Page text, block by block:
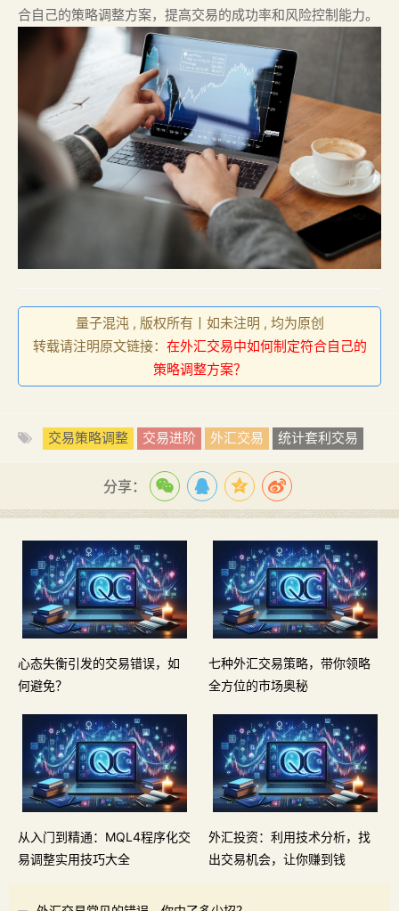
合自己的策略调整方案，提高交易的成功率和风险控制能力。
量子混沌 , 版权所有丨如未注明 , 均为原创
转载请注明原文链接： 在外汇交易中如何制定符合自己的
策略调整方案？
交易策略调整 交易进阶 外汇交易 统计套利交易
分享：
心态失衡引发的交易错误，如
何避免？
七种外汇交易策略，带你领略
全方位的市场奥秘
从入门到精通：MQL4程序化交
易调整实用技巧大全
外汇投资：利用技术分析，找
出交易机会，让你赚到钱